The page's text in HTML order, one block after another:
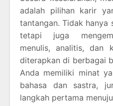
adalah pilihan karir
tantangan. Tidak hanya
tetapi juga
menulis, analitis, dan
diterapkan di berbagai
Anda memiliki minat
bahasa dan sastra,
langkah pertama